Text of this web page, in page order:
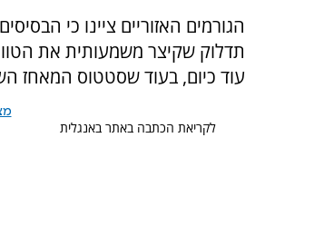
הגורמים האזוריים ציינו כי
תדלוק שקיצר משמעותית את
עוד כיום, בעוד שסטטוס המאחז
לקריאת הכתבה באתר באנגלית